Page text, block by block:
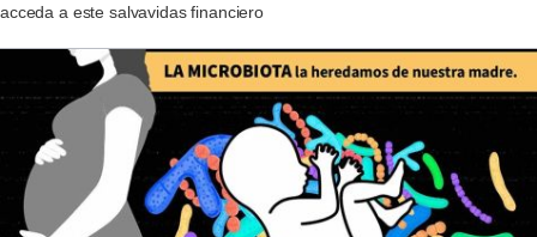
acceda a este salvavidas financiero